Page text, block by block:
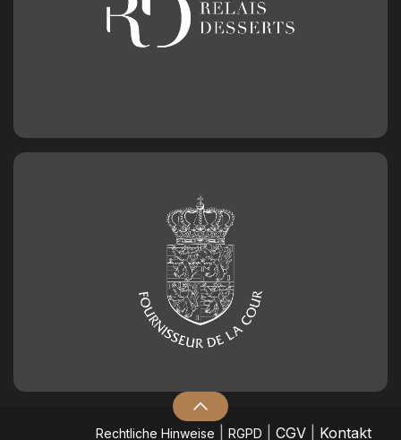
​Rechtliche Hinweise RGPD CGV| Kontakt